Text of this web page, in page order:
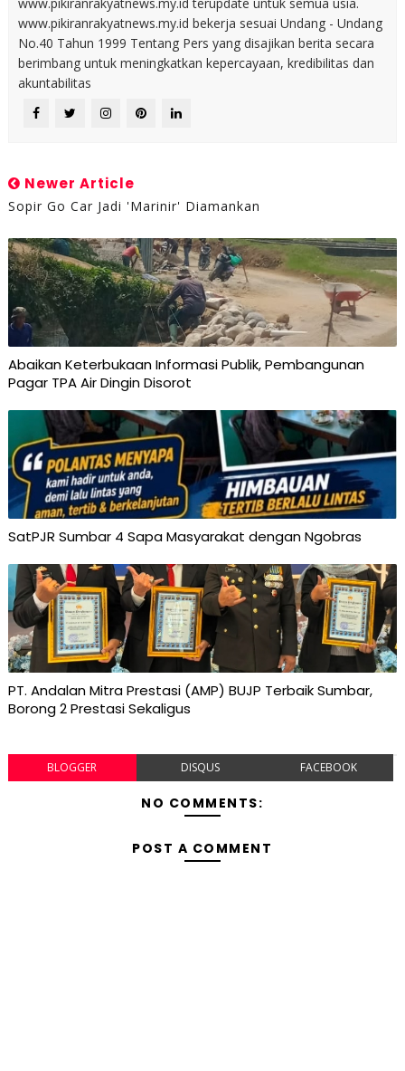
www.pikiranrakyatnews.my.id bekerja sesuai Undang - Undang
No.40 Tahun 1999 Tentang Pers yang disajikan berita secara
berimbang untuk meningkatkan kepercayaan, kredibilitas dan
akuntabilitas
Newer Article
Sopir Go Car Jadi 'Marinir' Diamankan
Abaikan Keterbukaan Informasi Publik, Pembangunan
Pagar TPA Air Dingin Disorot
SatPJR Sumbar 4 Sapa Masyarakat dengan Ngobras
PT. Andalan Mitra Prestasi (AMP) BUJP Terbaik Sumbar,
Borong 2 Prestasi Sekaligus
BLOGGER DISQUS FACEBOOK
NO COMMENTS:
POST A COMMENT